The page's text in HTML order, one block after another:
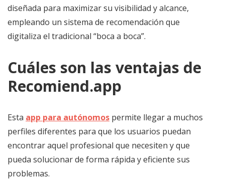
diseñada para maximizar su visibilidad y alcance,
empleando un sistema de recomendación que
digitaliza el tradicional “boca a boca”.
Cuáles son las ventajas de
Recomiend.app
Esta app para autónomos permite llegar a muchos
perfiles diferentes para que los usuarios puedan
encontrar aquel profesional que necesiten y que
pueda solucionar de forma rápida y eficiente sus
problemas.